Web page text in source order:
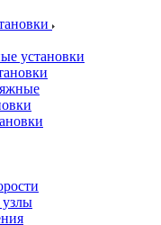
установки